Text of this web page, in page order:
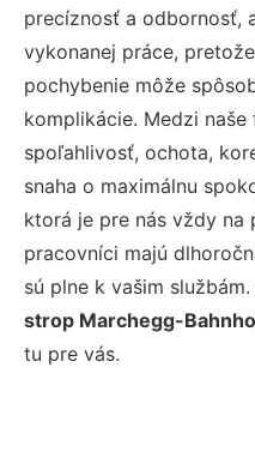
precíznosť a odbornosť,
vykonanej práce,
pochybenie môže
komplikácie. Medzi
spoľahlivosť, ochota,
snaha o maximálnu
ktorá je pre nás vždy na
pracovníci majú
sú plne k vašim službám.
strop Marchegg-
tu pre vás.